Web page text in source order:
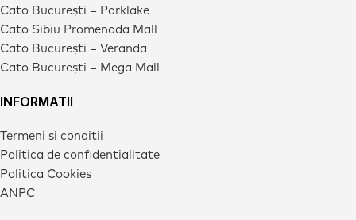
Cato București – Parklake
Cato Sibiu Promenada Mall
Cato București – Veranda
Cato București – Mega Mall
INFORMATII
Termeni si conditii
Politica de confidentialitate
Politica Cookies
ANPC